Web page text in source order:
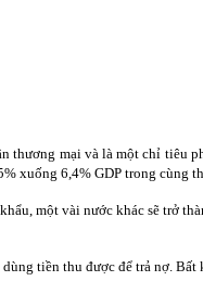
thương mại và là một chỉ tiêu
xuống 6,4% GDP trong cùng
một vài nước khác sẽ trở
tiền thu được để trả nợ.